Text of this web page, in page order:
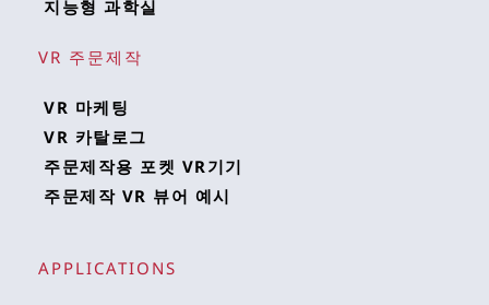
지능형 과학실
VR 주문제작
VR 마케팅
VR 카탈로그
주문제작용 포켓 VR기기
주문제작 VR 뷰어 예시
APPLICATIONS